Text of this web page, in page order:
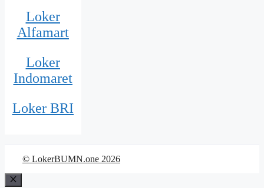
Loker
Alfamart
Loker
Indomaret
Loker BRI
© LokerBUMN.one 2026